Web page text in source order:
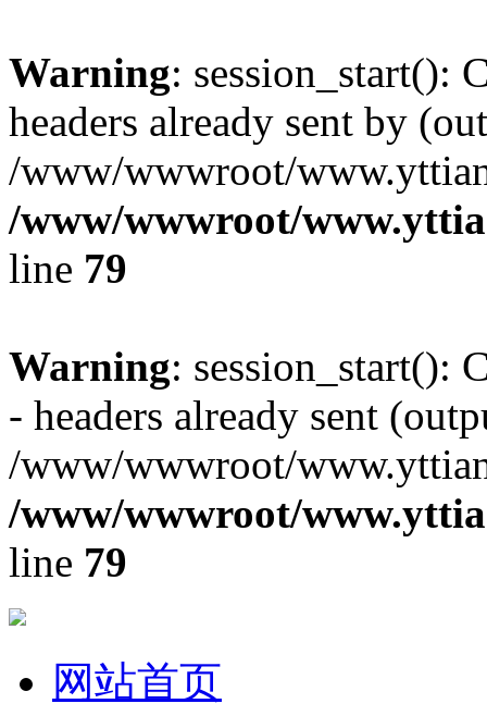
Warning: session_start():
headers already sent by
/www/wwwroot/
/www/wwwroot/
line 79
Warning: session_start():
- headers already sent
/www/wwwroot/
/www/wwwroot/
line 79
网站首页